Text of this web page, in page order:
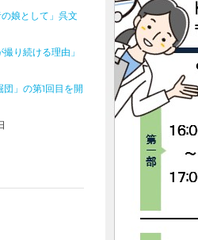
娘として」呉文
り続ける理由」
」の第1回目を開